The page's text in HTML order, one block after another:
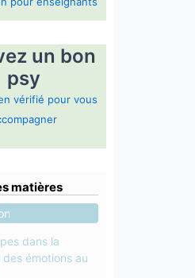
un bon
psy
vérifié pour vous
matières
dans la
des émotions au